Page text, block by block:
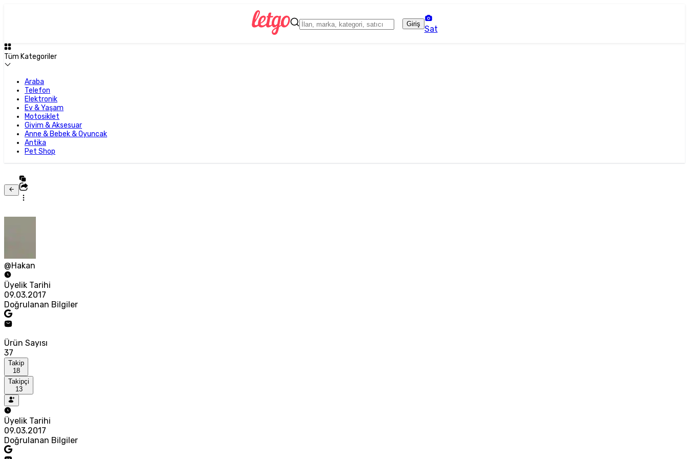
Giriş
Sat
Tüm Kategoriler
Araba
Telefon
Elektronik
Ev & Yaşam
Motosiklet
Giyim & Aksesuar
Anne & Bebek & Oyuncak
Antika
Pet Shop
@Hakan
Üyelik Tarihi
09.03.2017
Doğrulanan Bilgiler
Ürün Sayısı
37
Takip
18
Takipçi
13
Üyelik Tarihi
09.03.2017
Doğrulanan Bilgiler